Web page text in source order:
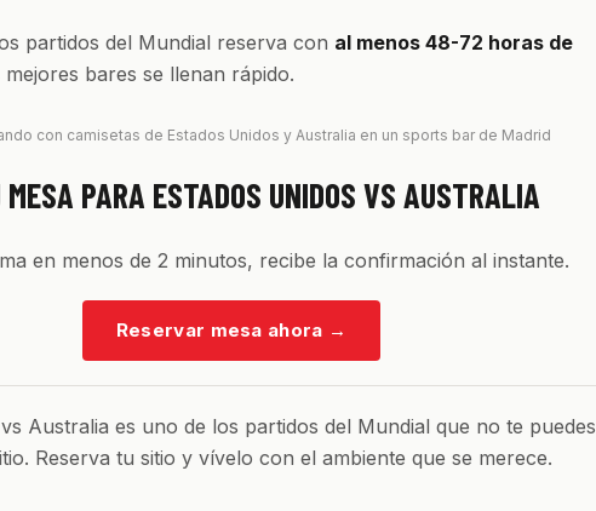
partidos del Mundial reserva con al menos 48-72 horas de
mejores bares se llenan rápido.
con camisetas de Estados Unidos y Australia en un sports bar de Madrid
MESA PARA ESTADOS UNIDOS VS AUSTRALIA
en menos de 2 minutos, recibe la confirmación al instante.
Reservar mesa ahora →
Australia es uno de los partidos del Mundial que no te puedes
Reserva tu sitio y vívelo con el ambiente que se merece.